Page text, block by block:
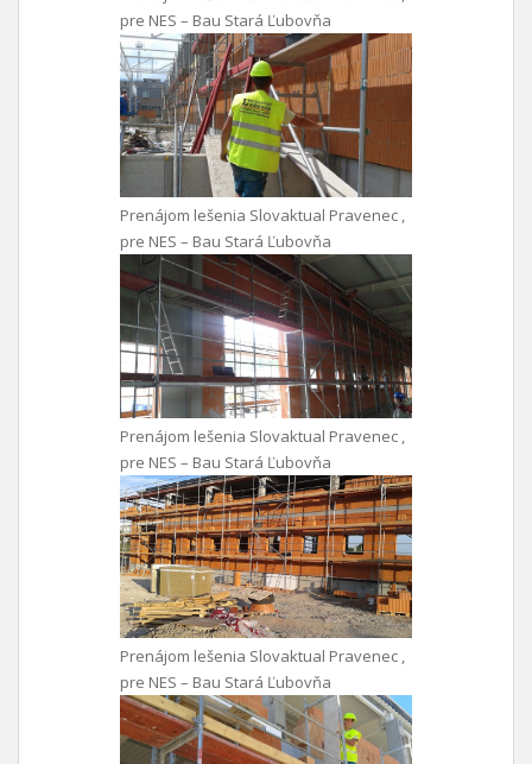
pre NES – Bau Stará Ľubovňa
Prenájom lešenia Slovaktual Pravenec ,
pre NES – Bau Stará Ľubovňa
Prenájom lešenia Slovaktual Pravenec ,
pre NES – Bau Stará Ľubovňa
Prenájom lešenia Slovaktual Pravenec ,
pre NES – Bau Stará Ľubovňa